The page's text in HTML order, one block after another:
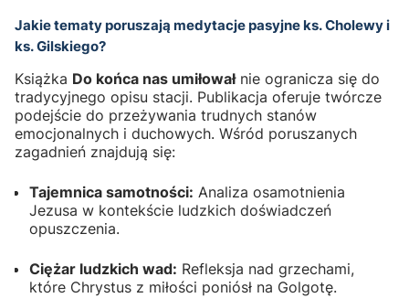
Jakie tematy poruszają medytacje pasyjne ks. Cholewy i
ks. Gilskiego?
Książka Do końca nas umiłowałnie ogranicza się do
tradycyjnego opisu stacji. Publikacja oferuje twórcze
podejście do przeżywania trudnych stanów
emocjonalnych i duchowych. Wśród poruszanych
zagadnień znajdują się:
Tajemnica samotności: Analiza osamotnienia
Jezusa w kontekście ludzkich doświadczeń
opuszczenia.
Ciężar ludzkich wad: Refleksja nad grzechami,
które Chrystus z miłości poniósł na Golgotę.